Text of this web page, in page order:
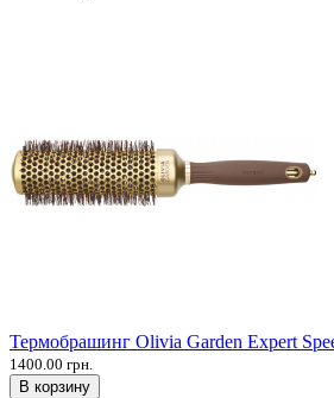
Термобрашинг Olivia Garden Expert
1400.00 грн.
В корзину